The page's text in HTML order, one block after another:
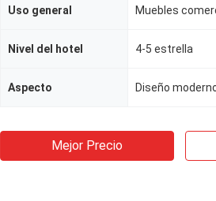
Uso general Muebles
Nivel del hotel 4-5 estrella
Aspecto Diseño
Mejor Precio